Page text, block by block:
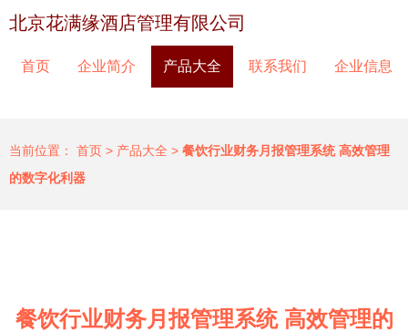
北京花满缘酒店管理有限公司
首页 企业简介 产品大全 联系我们 企业信息
当前位置： 首页 > 产品大全 > 餐饮行业财务月报管理系统 高效管理
的数字化利器
餐饮行业财务月报管理系统 高效管理的